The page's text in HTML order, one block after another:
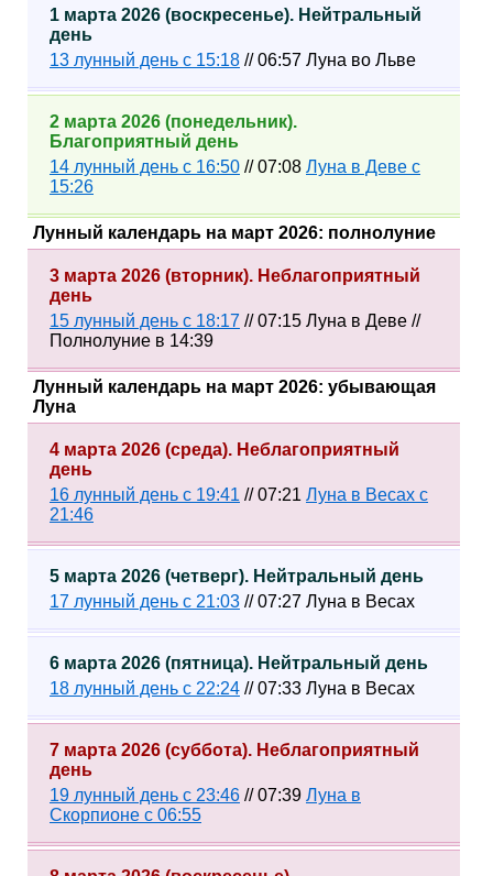
1 марта 2026 (воскресенье). Нейтральный
день
13 лунный день с 15:18 // 06:57 Луна во Льве
2 марта 2026 (понедельник).
Благоприятный день
14 лунный день с 16:50 // 07:08 Луна в Деве с
15:26
Лунный календарь на март 2026: полнолуние
3 марта 2026 (вторник). Неблагоприятный
день
15 лунный день с 18:17 // 07:15 Луна в Деве //
Полнолуние в 14:39
Лунный календарь на март 2026: убывающая
Луна
4 марта 2026 (среда). Неблагоприятный
день
16 лунный день с 19:41 // 07:21 Луна в Весах с
21:46
5 марта 2026 (четверг). Нейтральный день
17 лунный день с 21:03 // 07:27 Луна в Весах
6 марта 2026 (пятница). Нейтральный день
18 лунный день с 22:24 // 07:33 Луна в Весах
7 марта 2026 (суббота). Неблагоприятный
день
19 лунный день с 23:46 // 07:39 Луна в
Скорпионе с 06:55